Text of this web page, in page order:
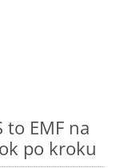
to EMF na
po kroku